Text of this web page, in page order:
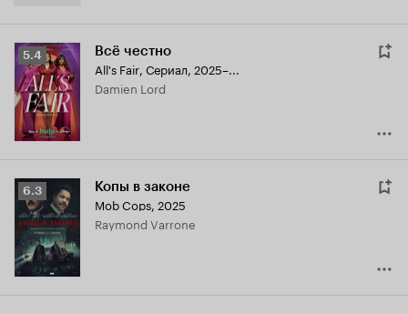
Рейтинг
Кинопоиска
5.4
5.4 Всё честно
All's Fair, Сериал, 2025–...
Damien Lord
Рейтинг
Кинопоиска
6.3
6.3 Копы в законе
Mob Cops, 2025
Raymond Varrone